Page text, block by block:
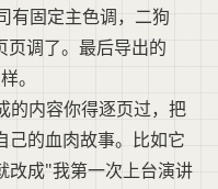
有固定主色调，二狗
页调了。最后导出的
。
的内容你得逐页过，把
的血肉故事。比如它
改成"我第一次上台演讲